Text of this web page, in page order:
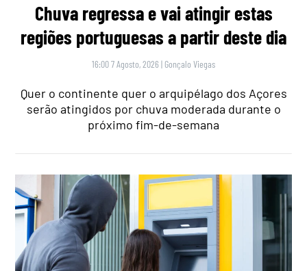
Chuva regressa e vai atingir estas
regiões portuguesas a partir deste dia
16:00 7 Agosto, 2026 | Gonçalo Viegas
Quer o continente quer o arquipélago dos Açores
serão atingidos por chuva moderada durante o
próximo fim-de-semana